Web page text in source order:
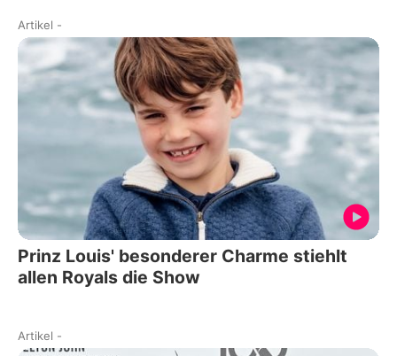
Artikel -
Prinz Louis' besonderer Charme stiehlt
allen Royals die Show
Artikel -